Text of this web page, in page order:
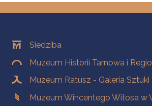
OddziałySiedziba
Muzeum Historii Tarnowa i
Muzeum Ratusz - Galeria Sztuki
Muzeum Wincentego Witosa w